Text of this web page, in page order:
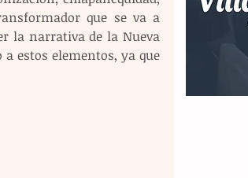
que se va a
la narrativa de la Nueva
estos elementos, ya que